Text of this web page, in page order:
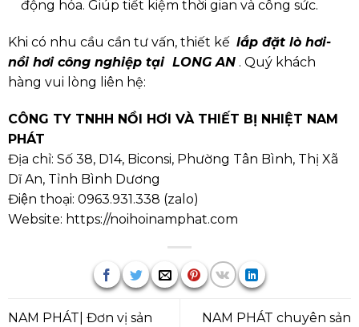
động hóa. Giúp tiết kiệm thời gian và công sức.
Khi có nhu cầu cần tư vấn, thiết kế lắp đặt lò hơi-
nồi hơi công nghiệp tại LONG AN. Quý khách
hàng vui lòng liên hệ:
CÔNG TY TNHH NỒI HƠI VÀ THIẾT BỊ NHIỆT NAM
PHÁT
Địa chỉ: Số 38, D14, Biconsi, Phường Tân Bình, Thị Xã
Dĩ An, Tỉnh Bình Dương
Điện thoại: 0963.931.338 (zalo)
Website: https://noihoinamphat.com
NAM PHÁT| Đơn vị sản
NAM PHÁT chuyên sản